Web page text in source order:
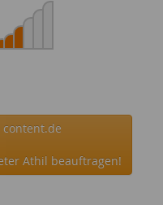
content.de
Athil beauftragen!